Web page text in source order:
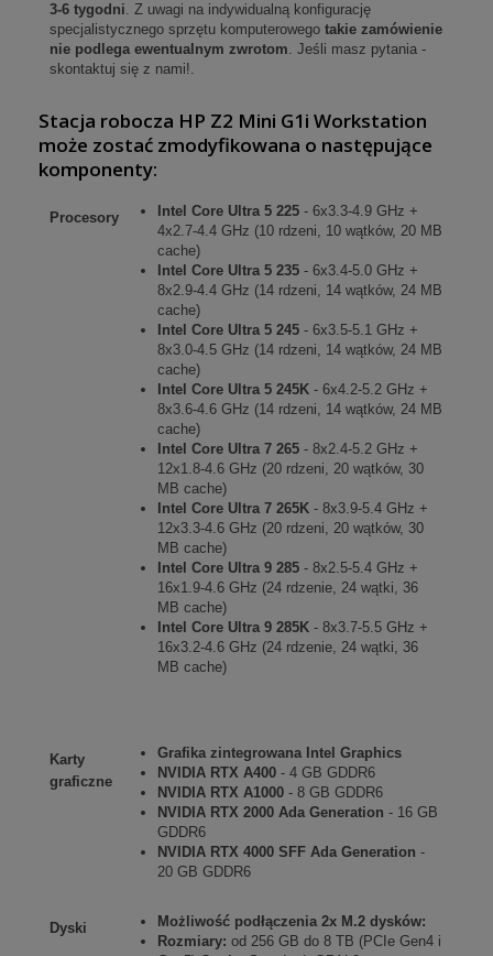
3-6 tygodni. Z uwagi na indywidualną konfigurację
specjalistycznego sprzętu komputerowego takie zamówienie
nie podlega ewentualnym zwrotom. Jeśli masz pytania -
skontaktuj się z nami!.
Stacja robocza HP Z2 Mini G1i Workstation
może zostać zmodyfikowana o następujące
komponenty:
Procesory Intel Core Ultra 5 225 - 6x3.3-4.9 GHz +
4x2.7-4.4 GHz (10 rdzeni, 10 wątków, 20 MB
cache)
Intel Core Ultra 5 235 - 6x3.4-5.0 GHz +
8x2.9-4.4 GHz (14 rdzeni, 14 wątków, 24 MB
cache)
Intel Core Ultra 5 245 - 6x3.5-5.1 GHz +
8x3.0-4.5 GHz (14 rdzeni, 14 wątków, 24 MB
cache)
Intel Core Ultra 5 245K - 6x4.2-5.2 GHz +
8x3.6-4.6 GHz (14 rdzeni, 14 wątków, 24 MB
cache)
Intel Core Ultra 7 265 - 8x2.4-5.2 GHz +
12x1.8-4.6 GHz (20 rdzeni, 20 wątków, 30
MB cache)
Intel Core Ultra 7 265K - 8x3.9-5.4 GHz +
12x3.3-4.6 GHz (20 rdzeni, 20 wątków, 30
MB cache)
Intel Core Ultra 9 285 - 8x2.5-5.4 GHz +
16x1.9-4.6 GHz (24 rdzenie, 24 wątki, 36
MB cache)
Intel Core Ultra 9 285K - 8x3.7-5.5 GHz +
16x3.2-4.6 GHz (24 rdzenie, 24 wątki, 36
MB cache)
Karty
graficzne
Grafika zintegrowana Intel Graphics
NVIDIA RTX A400 - 4 GB GDDR6
NVIDIA RTX A1000 - 8 GB GDDR6
NVIDIA RTX 2000 Ada Generation - 16 GB
GDDR6
NVIDIA RTX 4000 SFF Ada Generation -
20 GB GDDR6
Dyski
Możliwość podłączenia 2x M.2 dysków:
Rozmiary: od 256 GB do 8 TB (PCIe Gen4 i